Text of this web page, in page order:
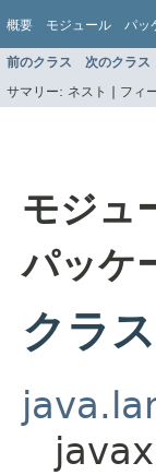
概要 モジュール パッ
前のクラス 次のクラス
サマリー: ネスト | フィ
モジュ
パッケ
クラ